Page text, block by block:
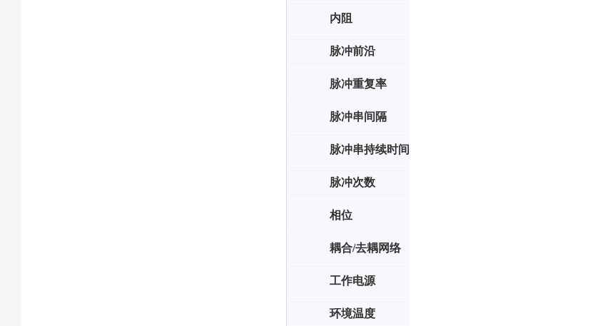
内阻
脉冲前沿
脉冲重复率
脉冲串间隔
脉冲串持续时间
脉冲次数
相位
耦合/去耦网络
工作电源
环境温度